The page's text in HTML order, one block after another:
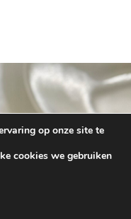
het …
op onze site te
cookies we gebruiken